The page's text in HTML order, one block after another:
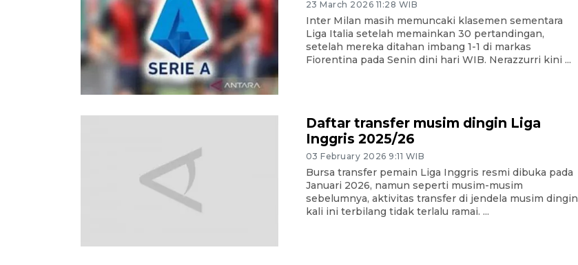
23 March 2026 11:28 WIB
Inter Milan masih memuncaki klasemen sementara
Liga Italia setelah memainkan 30 pertandingan,
setelah mereka ditahan imbang 1-1 di markas
Fiorentina pada Senin dini hari WIB. Nerazzurri kini ...
Daftar transfer musim dingin Liga
Inggris 2025/26
03 February 2026 9:11 WIB
Bursa transfer pemain Liga Inggris resmi dibuka pada
Januari 2026, namun seperti musim-musim
sebelumnya, aktivitas transfer di jendela musim dingin
kali ini terbilang tidak terlalu ramai. ...